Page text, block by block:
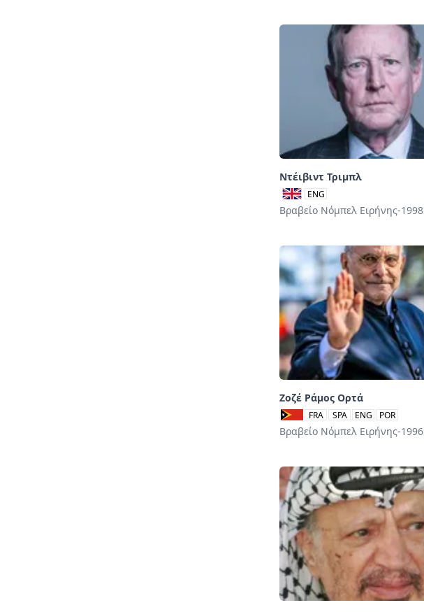
Ντέιβιντ Τριμπλ
ENG
Βραβείο Νόμπελ Ειρήνης-1998
Ζοζέ Ράμος Ορτά
FRA SPA ENG POR
Βραβείο Νόμπελ Ειρήνης-1996